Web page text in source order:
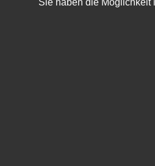
Sie haben die Möglichkeit